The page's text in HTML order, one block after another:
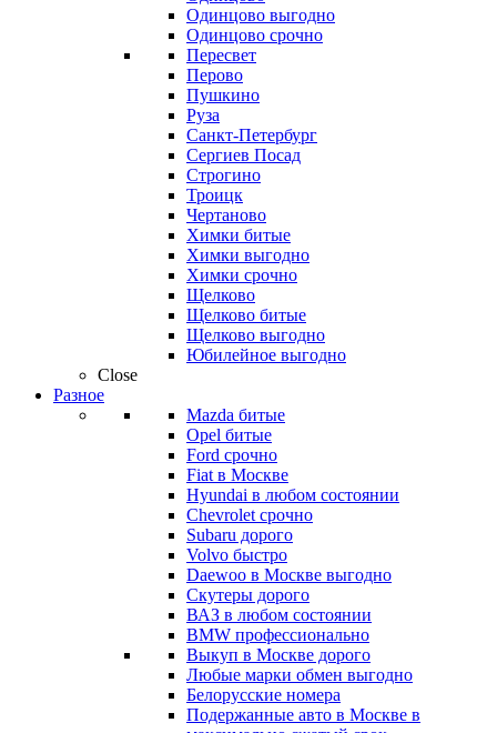
Одинцово выгодно
Одинцово срочно
Пересвет
Перово
Пушкино
Руза
Санкт-Петербург
Сергиев Посад
Строгино
Троицк
Чертаново
Химки битые
Химки выгодно
Химки срочно
Щелково
Щелково битые
Щелково выгодно
Юбилейное выгодно
Close
Разное
Mazda битые
Opel битые
Ford срочно
Fiat в Москве
Hyundai в любом состоянии
Chevrolet срочно
Subaru дорого
Volvo быстро
Daewoo в Москве выгодно
Скутеры дорого
ВАЗ в любом состоянии
BMW профессионально
Выкуп в Москве дорого
Любые марки обмен выгодно
Белорусские номера
Подержанные авто в Москве в